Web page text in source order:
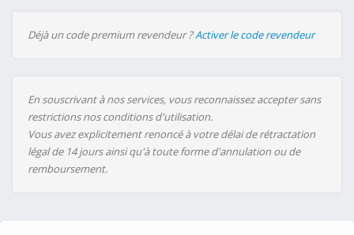
Déjà un code premium revendeur ?Activer le code revendeur
En souscrivant à nos services, vous reconnaissez accepter sans
restrictions nos conditions d'utilisation.
Vous avez explicitement renoncé à votre délai de rétractation
légal de 14 jours ainsi qu'à toute forme d'annulation ou de
remboursement.